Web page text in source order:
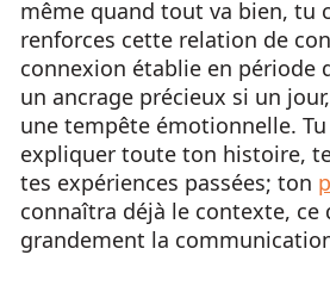
même quand tout va bien, tu
renforces cette relation de
connexion établie en période
un ancrage précieux si un
une tempête émotionnelle. Tu
expliquer toute ton histoire,
tes expériences passées; ton
connaîtra déjà le contexte, ce
grandement la